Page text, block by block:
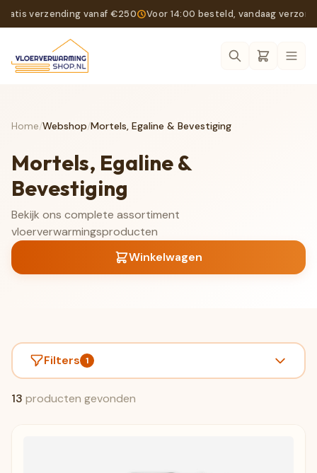
verzending vanaf €250 Voor 14:00 besteld, vandaag
Home/Webshop/Mortels, Egaline & Bevestiging
Mortels, Egaline &
Bevestiging
Bekijk ons complete assortiment
vloerverwarmingsproducten
Winkelwagen
Filters 1
13 producten gevonden